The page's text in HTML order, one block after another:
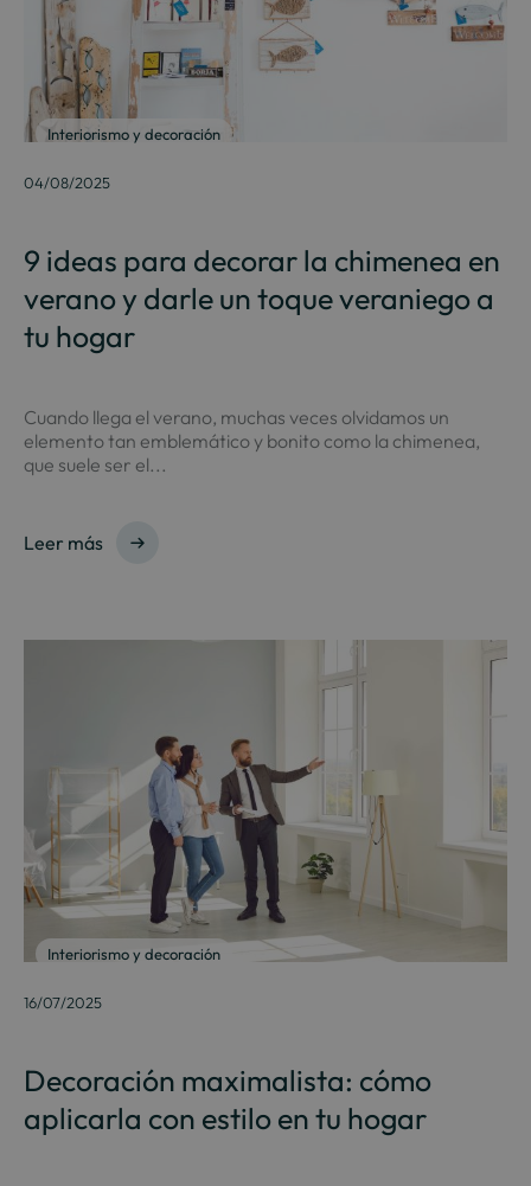
Interiorismo y decoración
04/08/2025
9 ideas para decorar la chimenea en
verano y darle un toque veraniego a
tu hogar
Cuando llega el verano, muchas veces olvidamos un
elemento tan emblemático y bonito como la chimenea,
que suele ser el...
Leer más
Interiorismo y decoración
16/07/2025
Decoración maximalista: cómo
aplicarla con estilo en tu hogar